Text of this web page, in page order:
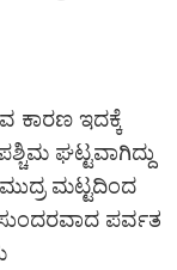
ಕಾರಣ ಇದಕ್ಕೆ
ಘಟ್ಟವಾಗಿದ್ದು
ಮಟ್ಟದಿಂದ
ಪರ್ವತ